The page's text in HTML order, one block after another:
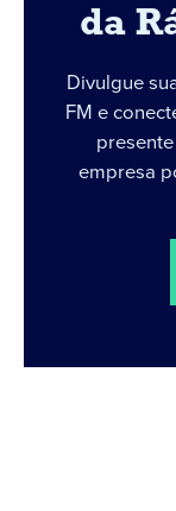
da
Divulgue
FM e
empresa